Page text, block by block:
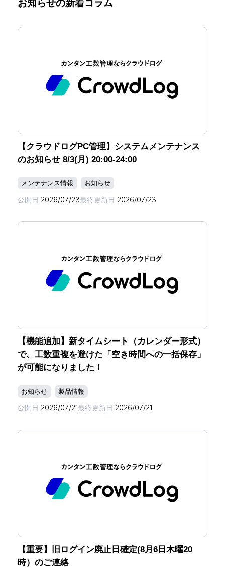
お知らせの新着コラム
【クラウドログPC管理】システムメンテナンス
のお知らせ 8/3(月) 20:00-24:00
メンテナンス情報 お知らせ
公開日 2026/07/23最終更新日 2026/07/23
【機能追加】新タイムシート（カレンダー形式）
で、工数重複を避けた「空き時間への一括保存」
が可能になりました！
お知らせ 製品情報
公開日 2026/07/21最終更新日 2026/07/21
【重要】旧ログイン廃止日確定(8月6日木曜20
時）のご連絡